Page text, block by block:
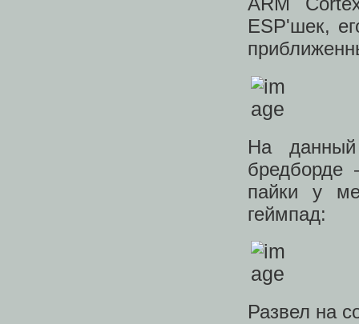
ESP'шек,
На
бредборде
пайки у
геймпад:
Развел на